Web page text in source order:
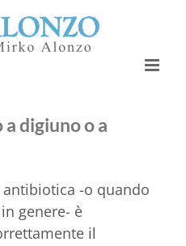
digiuno o a
-o quando
genere- è
il